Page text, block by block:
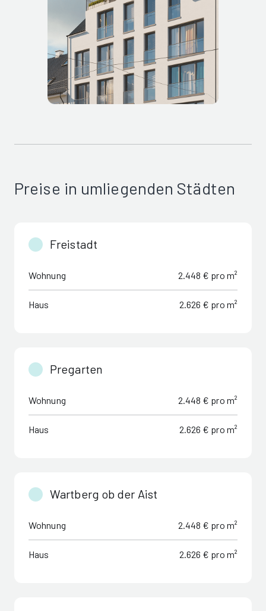
Preise in umliegenden Städten
Freistadt
Wohnung 2.448 € pro m²
Haus 2.626 € pro m²
Pregarten
Wohnung 2.448 € pro m²
Haus 2.626 € pro m²
Wartberg ob der Aist
Wohnung 2.448 € pro m²
Haus 2.626 € pro m²